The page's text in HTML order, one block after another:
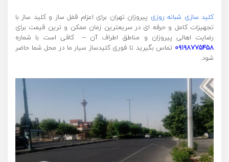
کلید سازی شبانه روزی پیروزان تهران برای اعزام قفل ساز و کلید ساز با
تجهیزات کامل و حرفه ای در سریعترین زمان ممکن و ترین قیمت برای
رضایت اهالی پیروزان و مناطق اطراف آن – کافی است با شماره
۰۹۱۹۸۷۷۵۴۵۸ تماس بگیرید تا فوری کلیدساز سیار ما در محل شما حاضر
شود.